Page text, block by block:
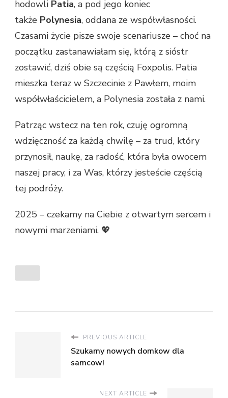
hodowli Patia, a pod jego koniec
także Polynesia, oddana ze współwłasności.
Czasami życie pisze swoje scenariusze – choć na
początku zastanawiałam się, którą z sióstr
zostawić, dziś obie są częścią Foxpolis. Patia
mieszka teraz w Szczecinie z Pawłem, moim
współwłaścicielem, a Polynesia została z nami.
Patrząc wstecz na ten rok, czuję ogromną
wdzięczność za każdą chwilę – za trud, który
przynosił, naukę, za radość, która była owocem
naszej pracy, i za Was, którzy jesteście częścią
tej podróży.
2025 – czekamy na Ciebie z otwartym sercem i
nowymi marzeniami. 💖
PREVIOUS ARTICLE
Szukamy nowych domkow dla
samcow!
NEXT ARTICLE